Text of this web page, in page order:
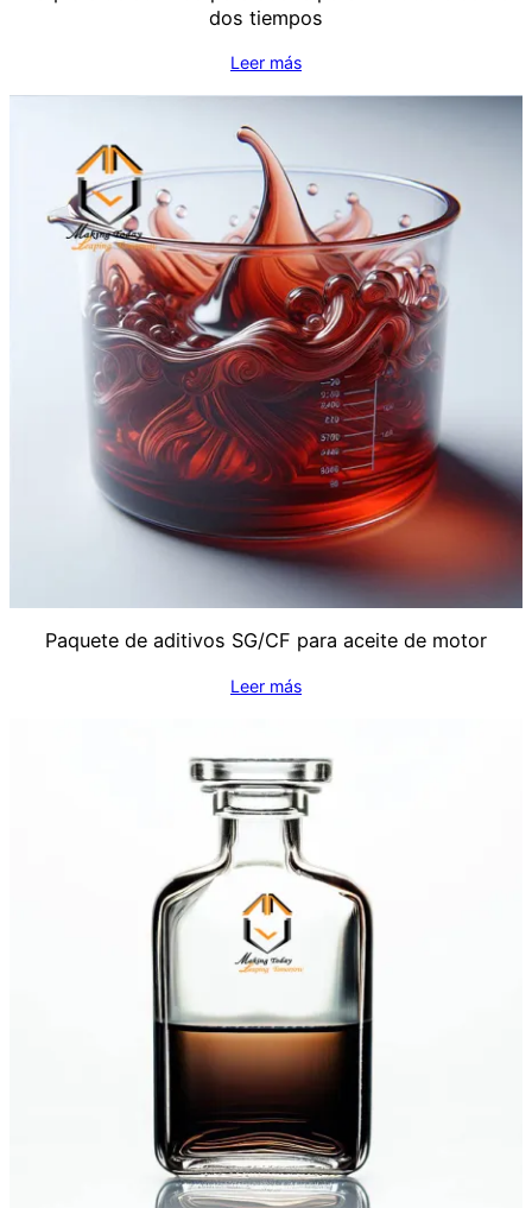
dos tiempos
Leer más
Paquete de aditivos SG/CF para aceite de motor
Leer más